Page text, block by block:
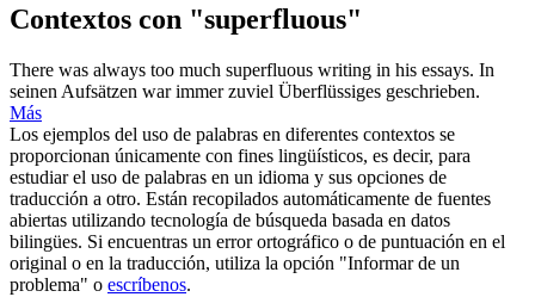
Contextos con "superfluous"
There was always too much superfluous writing in his essays. In
seinen Aufsätzen war immer zuviel Überflüssiges geschrieben.
Más
Los ejemplos del uso de palabras en diferentes contextos se
proporcionan únicamente con fines lingüísticos, es decir, para
estudiar el uso de palabras en un idioma y sus opciones de
traducción a otro. Están recopilados automáticamente de fuentes
abiertas utilizando tecnología de búsqueda basada en datos
bilingües. Si encuentras un error ortográfico o de puntuación en el
original o en la traducción, utiliza la opción "Informar de un
problema" o escríbenos.